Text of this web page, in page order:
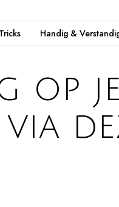
Handig &
op